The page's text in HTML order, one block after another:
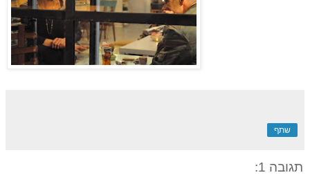
שתף
תגובה 1: